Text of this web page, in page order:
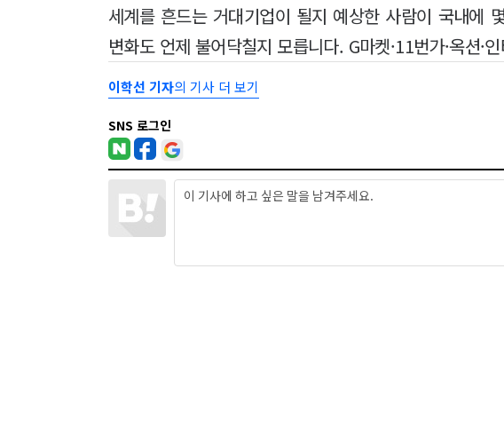
세계를 흔드는 거대기업이 될지 예상한 사람이 국내에
변화도 언제 불어닥칠지 모릅니다. G마켓·11번가·옥션·
이학선 기자의 기사 더 보기
SNS 로그인